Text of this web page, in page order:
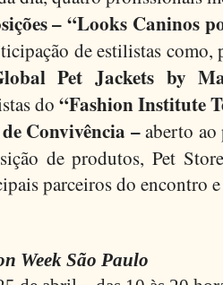
– “Looks Caninos
de estilistas
Pet Jackets by
do “Fashion Institute
Convivência –aberto
de produtos, Pet
parceiros do encontro
Week São Paulo